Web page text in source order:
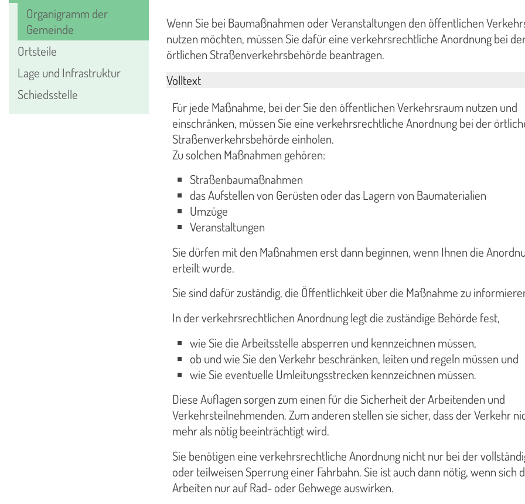
Organigramm der
Gemeinde
Ortsteile
Lage und Infrastruktur
Schiedsstelle
Wenn Sie bei Baumaßnahmen oder Veranstaltungen den öffentlichen
nutzen möchten, müssen Sie dafür eine verkehrsrechtliche Anordnung bei
örtlichen Straßenverkehrsbehörde beantragen.
Volltext
Für jede Maßnahme, bei der Sie den öffentlichen Verkehrsraum nutzen und
einschränken, müssen Sie eine verkehrsrechtliche Anordnung bei der
Straßenverkehrsbehörde einholen.
Zu solchen Maßnahmen gehören:
Straßenbaumaßnahmen
das Aufstellen von Gerüsten oder das Lagern von Baumaterialien
Umzüge
Veranstaltungen
Sie dürfen mit den Maßnahmen erst dann beginnen, wenn Ihnen die
erteilt wurde.
Sie sind dafür zuständig, die Öffentlichkeit über die Maßnahme zu
In der verkehrsrechtlichen Anordnung legt die zuständige Behörde fest,
wie Sie die Arbeitsstelle absperren und kennzeichnen müssen,
ob und wie Sie den Verkehr beschränken, leiten und regeln müssen und
wie Sie eventuelle Umleitungsstrecken kennzeichnen müssen.
Diese Auflagen sorgen zum einen für die Sicherheit der Arbeitenden und
Verkehrsteilnehmenden. Zum anderen stellen sie sicher, dass der Verkehr
mehr als nötig beeinträchtigt wird.
Sie benötigen eine verkehrsrechtliche Anordnung nicht nur bei der
oder teilweisen Sperrung einer Fahrbahn. Sie ist auch dann nötig, wenn sich
Arbeiten nur auf Rad- oder Gehwege auswirken.